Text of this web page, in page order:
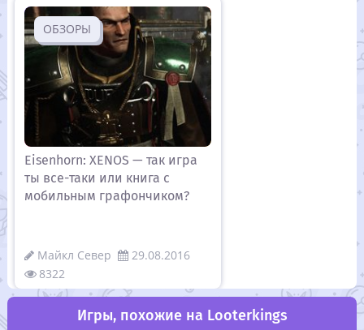
ОБЗОРЫ
Eisenhorn: XENOS — так игра
ты все-таки или книга с
мобильным графончиком?
Майкл Север
29.08.2016
8322
Игры, похожие на Looterkings